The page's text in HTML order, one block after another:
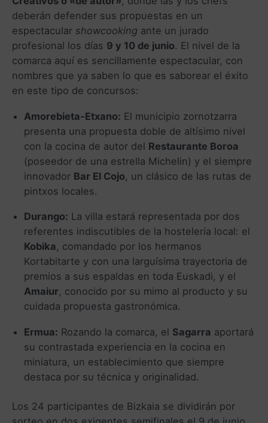
deberán defender sus propuestas en un
espectacular showcooking ante un jurado
profesional los días 9 y 10 de junio. El nivel de la
comarca aquí es sencillamente espectacular, con
nombres que ya saben lo que es saborear el éxito
en este tipo de concursos:
Amorebieta-Etxano: El municipio zornotzarra
presenta una propuesta doble de altísimo nivel
con la cocina de autor del Restaurante Boroa
(poseedor de una estrella Michelin) y el siempre
innovador Bar El Cojo, un clásico de las rutas de
pintxos locales.
Durango: La villa estará representada por dos
referentes indiscutibles de la hostelería local: el
Kobika, comandado por los hermanos
Kortabitarte y con una larguísima trayectoria de
premios a sus espaldas en toda Euskadi, y el
Amaiur, conocido por su mimo al producto y su
cuidada propuesta gastronómica.
Ermua: Rozando la comarca, el Sagarra aportará
su contrastada experiencia en la cocina en
miniatura, un establecimiento que siempre
destaca por su técnica y originalidad.
Los 24 participantes de Bizkaia se dividirán por